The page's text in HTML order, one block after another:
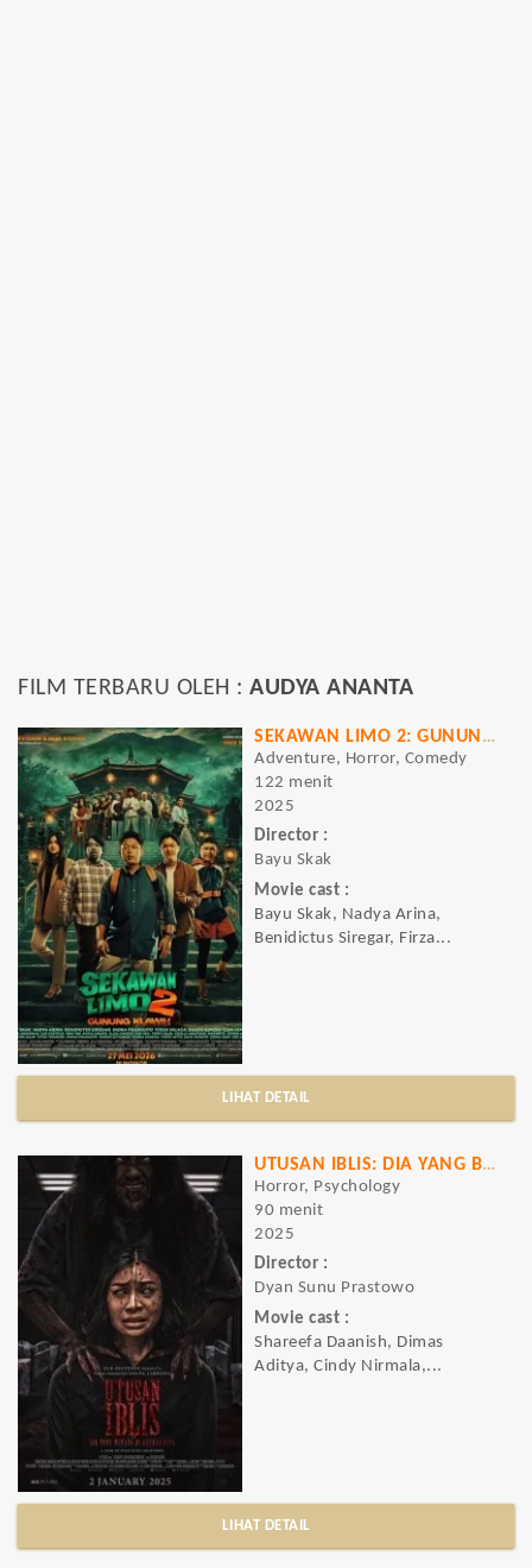
FILM TERBARU OLEH : AUDYA ANANTA
SEKAWAN LIMO 2: GUNUNG KLAWIH
Adventure, Horror, Comedy
122 menit
2025
Director :
Bayu Skak
Movie cast :
Bayu Skak, Nadya Arina,
Benidictus Siregar, Firza...
LIHAT DETAIL
UTUSAN IBLIS: DIA YANG BERADA DI ANTARA KITA
Horror, Psychology
90 menit
2025
Director :
Dyan Sunu Prastowo
Movie cast :
Shareefa Daanish, Dimas
Aditya, Cindy Nirmala,...
LIHAT DETAIL